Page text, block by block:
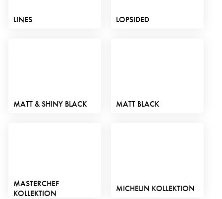
LINES LOPSIDED
MATT & SHINY BLACK MATT BLACK
MASTERCHEF
KOLLEKTION
MICHELIN KOLLEKTION